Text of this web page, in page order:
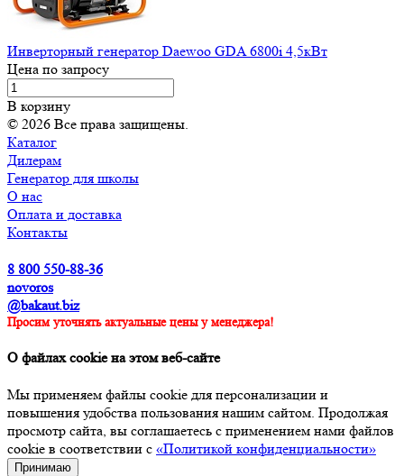
Инверторный генератор Daewoo GDA 6800i 4,5кВт
Цена по запросу
В корзину
© 2026 Все права защищены.
Каталог
Дилерам
Генератор для школы
О нас
Оплата и доставка
Контакты
8 800 550-88-36
novoros
@bakaut.biz
Просим уточнять актуальные цены у менеджера!
О файлах cookie на этом веб-сайте
Мы применяем файлы cookie для персонализации и
повышения удобства пользования нашим сайтом. Продолжая
просмотр сайта, вы соглашаетесь с применением нами файлов
cookie в соответствии с «Политикой конфиденциальности»
Принимаю